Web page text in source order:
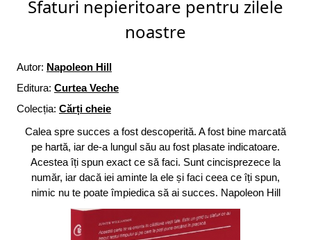
Sfaturi nepieritoare pentru zilele
noastre
Autor: Napoleon Hill
Editura: Curtea Veche
Colecția: Cărți cheie
Calea spre succes a fost descoperită. A fost bine marcată
pe hartă, iar de-a lungul său au fost plasate indicatoare.
Acestea îți spun exact ce să faci. Sunt cincisprezece la
număr, iar dacă iei aminte la ele și faci ceea ce îți spun,
nimic nu te poate împiedica să ai succes. Napoleon Hill